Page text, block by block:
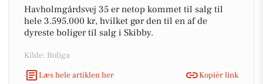
Havholmgårdsvej 35 er netop kommet til salg til
hele 3.595.000 kr, hvilket gør den til en af de
dyreste boliger til salg i Skibby.
Kilde: Boliga
Læs hele artiklen her
Kopiér link